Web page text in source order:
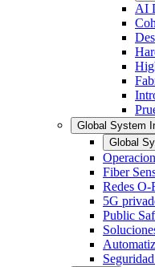
AI
Global System
Global
Fiber
Redes
5G
Public